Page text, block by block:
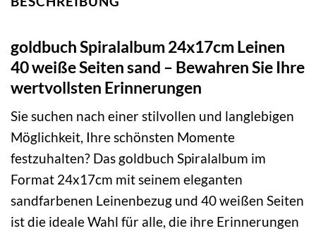
goldbuch Spiralalbum 24x17cm Leinen
40 weiße Seiten sand – Bewahren Sie Ihre
wertvollsten Erinnerungen
Sie suchen nach einer stilvollen und langlebigen
Möglichkeit, Ihre schönsten Momente
festzuhalten? Das goldbuch Spiralalbum im
Format 24x17cm mit seinem eleganten
sandfarbenen Leinenbezug und 40 weißen Seiten
ist die ideale Wahl für alle, die ihre Erinnerungen